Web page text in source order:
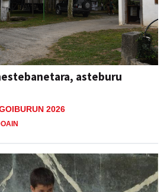
asteburu
2026